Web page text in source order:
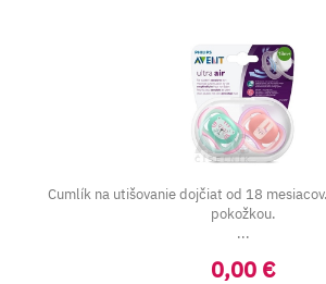
Cumlík na utišovanie dojčiat od 18
pokožkou.
...
0,00 €